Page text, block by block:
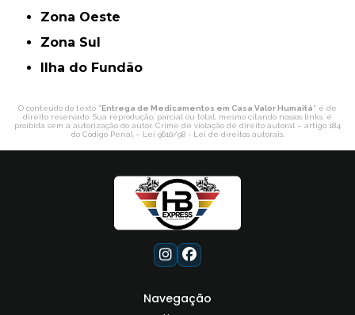
Zona Oeste
Zona Sul
ilha do Fundão
O conteúdo do texto "Entrega de Medicamentos em Casa Valor Humaitá" é de
direito reservado. Sua reprodução, parcial ou total, mesmo citando nossos links, é
proibida sem a autorização do autor. Crime de violação de direito autoral – artigo 184
do Código Penal – Lei 9610/98 - Lei de direitos autorais.
Navegação